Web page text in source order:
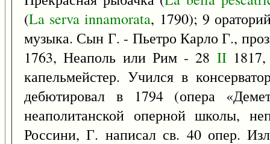
(La serva innamorata, 1790); 9
музыка. Сын Г. - Пьетро Карло Г.,
1763, Неаполь или Рим - 28 II1817,
капельмейстер. Учился в
дебютировал в 1794 (опера
неаполитанской оперной школы,
Россини, Г. написал св. 40 опер.